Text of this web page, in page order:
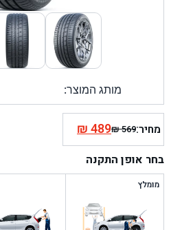
מותג המוצר:
מחיר: ₪569
המחיר
המקורי
היה:
₪489המחיר
הנוכחי
הוא:
בחר אופן התקנה
מומלץ